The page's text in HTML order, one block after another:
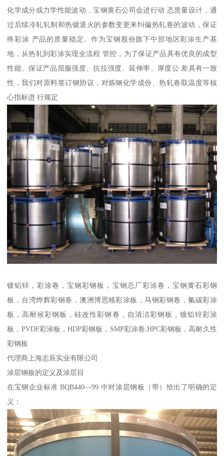
化学成分或力学性能波动，宝钢黄石公司会进行动 态质量设计，通
过后续冷轧轧制和热镀退火的参数变更来纠偏热轧卷的波动，保证
终彩涂 产品的质量稳定。作为宝钢股份旗下中部地区彩涂生产基
地，从热轧到彩涂实现全流程 管控，为了保证产品具有优良的成型
性能、保证产品屈服强度、抗拉强度、延伸率、厚度公 差具有一致
性，我们对原料签订钢协议，对炼钢化学成份、热轧卷取温度等核
心指标进 行规定
镀铝锌，彩涂卷，宝钢彩钢板，宝钢总厂彩涂卷，宝钢黄石彩钢
板，台湾烨辉彩钢卷，澳洲博思格彩涂板，马钢彩钢卷，氟碳彩涂
板，高耐候彩钢板，硅改性彩钢卷，自清洁彩钢板，镀铝锌彩涂
板，PVDF彩涂板，HDP彩钢板，SMP彩涂卷,HPC彩钢板，高耐久性
彩钢板
代理商上海志辰实业有限公司
涂层钢板的定义及涂层目
在宝钢企业标准 BQB440—99 中对涂层钢板（带）给出了明确的定
义：